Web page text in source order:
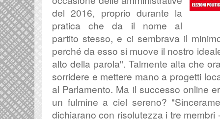
del 2016, proprio durante la
pratica che da il nome al
partito stesso, e ci sembrava il
perché da esso si muove il nostro
alto della parola". Talmente alta che
sorridere e mettere mano a progetti
al Parlamento. Ma il successo online
un fulmine a ciel sereno? "
dichiarano con risolutezza i tre